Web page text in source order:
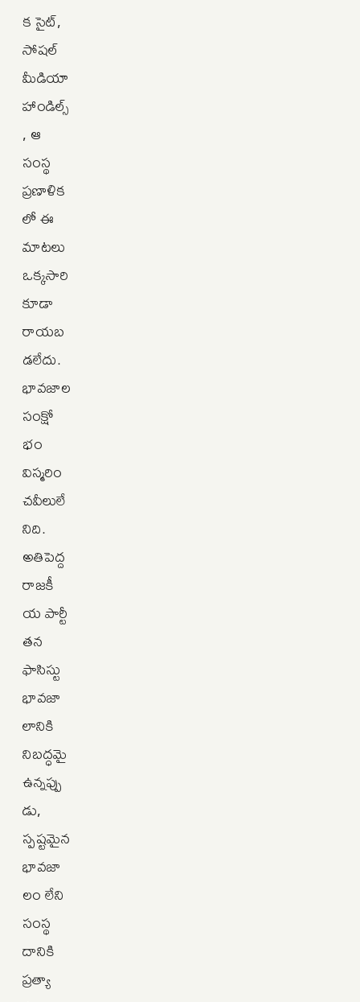
క సైట్,
సోషల్
మీడియా
హాండిల్స్
, ఆ
సంస్థ
ప్రణాళిక
లో ఈ
మాటలు
ఒక్కసారి
కూడా
రాయబ
డలేదు.
భావజాల
సంక్షో
భం
విస్మరిం
చవీలులే
నిది.
అతిపెద్ద
రాజకీ
య పార్టీ
తన
ఫాసిస్టు
భావజా
లానికి
నిబద్ధమై
ఉన్నప్పు
డు,
స్పష్టమైన
భావజా
లం లేని
సంస్థ
దానికి
ప్రత్యా